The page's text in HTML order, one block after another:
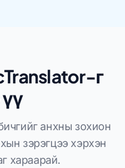
г
анхны зохион
зэрэгцээ хэрхэн
хараарай.